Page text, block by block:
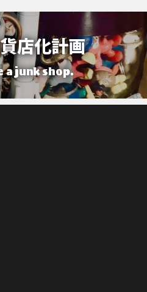
店化計画
a junk shop.